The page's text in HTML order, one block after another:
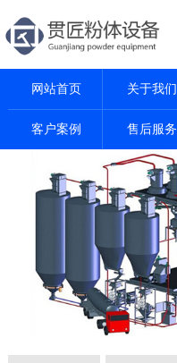
网站首页 关于我们
客户案例 售后服务